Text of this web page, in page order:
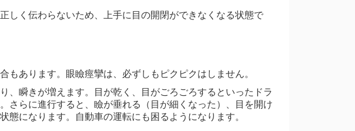
しく伝わらないため、上手に目の開閉ができなくなる状態で
もあります。眼瞼痙攣は、必ずしもピクピクはしません。
、瞬きが増えます。目が乾く、目がごろごろするといったドラ
さらに進行すると、瞼が垂れる（目が細くなった）、目を開け
態になります。自動車の運転にも困るようになります。